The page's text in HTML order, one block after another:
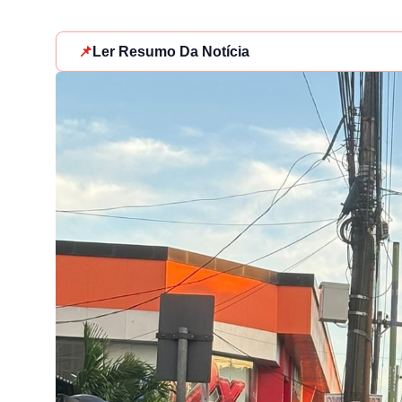
📌 Ler Resumo Da Notícia